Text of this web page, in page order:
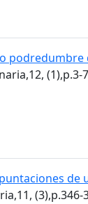
(1),p.3-7
de
(3),p.346-